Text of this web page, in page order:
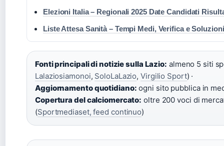
Elezioni Italia – Regionali 2025 Date Candidati
Liste Attesa Sanità – Tempi Medi, Verifica e
Fonti principali di notizie sulla Lazio: almeno 5 siti
Lalaziosiamonoi, SoloLaLazio,Virgilio Sport) ·
Aggiornamento quotidiano: ogni sito pubblica in
Copertura del calciomercato: oltre 200 voci di
(Sportmediaset, feed continuo)